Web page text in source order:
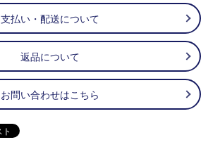
支払い・配送について
返品について
お問い合わせはこちら